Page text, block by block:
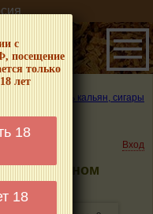
с
посещение
только
лет
18
18
Где покурить кальян, сигары
Вход
в Западном